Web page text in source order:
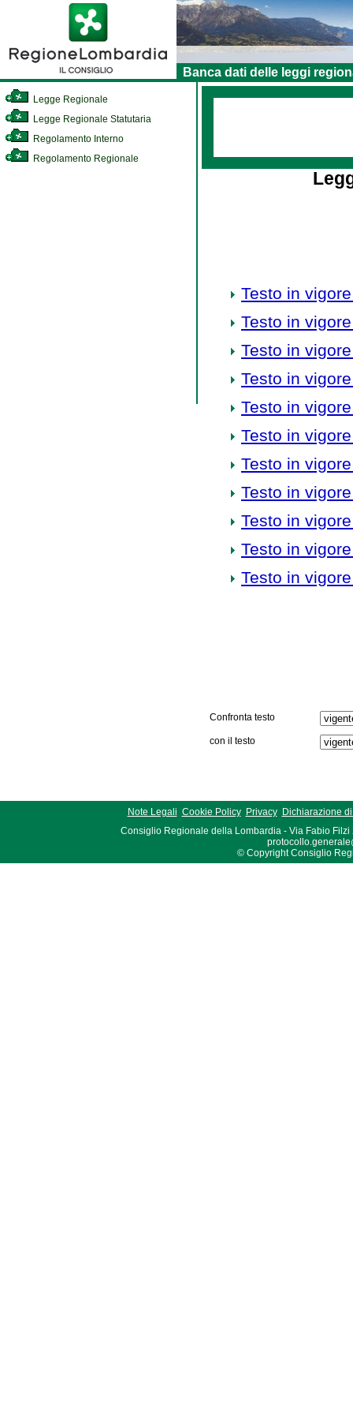
Banca dati delle leggi
Legge Regionale
Legge Regionale Statutaria
Regolamento Interno
Regolamento Regionale
Testo in
Testo in
Testo in
Testo in
Testo in
Testo in
Testo in
Testo in
Testo in
Testo in
Testo in
Confronta testo
con il testo
Note Legali Cookie Policy Privacy
Dichiarazione
Consiglio Regionale della Lombardia - Via Fabio Filzi
© Copyright Consiglio